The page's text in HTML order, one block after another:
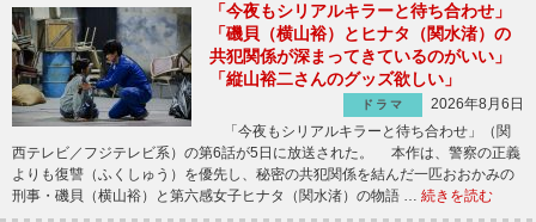
「今夜もシリアルキラーと待ち合わせ」
「磯貝（横山裕）とヒナタ（関水渚）の
共犯関係が深まってきているのがいい」
「縦山裕二さんのグッズ欲しい」
ドラマ
2026年8月6日
「今夜もシリアルキラーと待ち合わせ」（関
西テレビ／フジテレビ系）の第6話が5日に放送された。 本作は、警察の正義
よりも復讐（ふくしゅう）を優先し、秘密の共犯関係を結んだ一匹おおかみの
刑事・磯貝（横山裕）と第六感女子ヒナタ（関水渚）の物語 … 続きを読む